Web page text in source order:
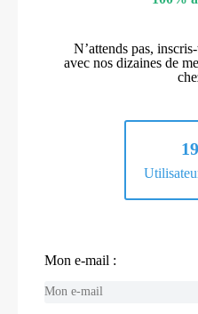
N’attends pas,
avec nos dizaines de
Mon e-mail :